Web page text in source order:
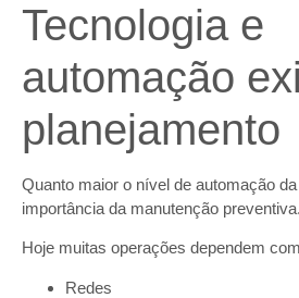
Tecnologia e
automação
planejamento
Quanto maior o nível de automação
importância da manutenção preventiva.
Hoje muitas operações dependem
Redes